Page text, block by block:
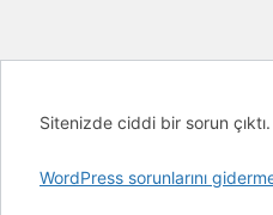
Sitenizde ciddi bir sorun çıktı.
WordPress sorunlarını